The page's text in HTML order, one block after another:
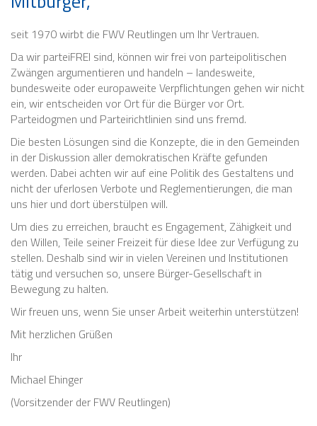
seit 1970 wirbt die FWV Reutlingen um Ihr Vertrauen.
Da wir parteiFREI sind, können wir frei von parteipolitischen
Zwängen argumentieren und handeln – landesweite,
bundesweite oder europaweite Verpflichtungen gehen wir nicht
ein, wir entscheiden vor Ort für die Bürger vor Ort.
Parteidogmen und Parteirichtlinien sind uns fremd.
Die besten Lösungen sind die Konzepte, die in den Gemeinden
in der Diskussion aller demokratischen Kräfte gefunden
werden. Dabei achten wir auf eine Politik des Gestaltens und
nicht der uferlosen Verbote und Reglementierungen, die man
uns hier und dort überstülpen will.
Um dies zu erreichen, braucht es Engagement, Zähigkeit und
den Willen, Teile seiner Freizeit für diese Idee zur Verfügung zu
stellen. Deshalb sind wir in vielen Vereinen und Institutionen
tätig und versuchen so, unsere Bürger-Gesellschaft in
Bewegung zu halten.
Wir freuen uns, wenn Sie unser Arbeit weiterhin unterstützen!
Mit herzlichen Grüßen
Ihr
Michael Ehinger
(Vorsitzender der FWV Reutlingen)